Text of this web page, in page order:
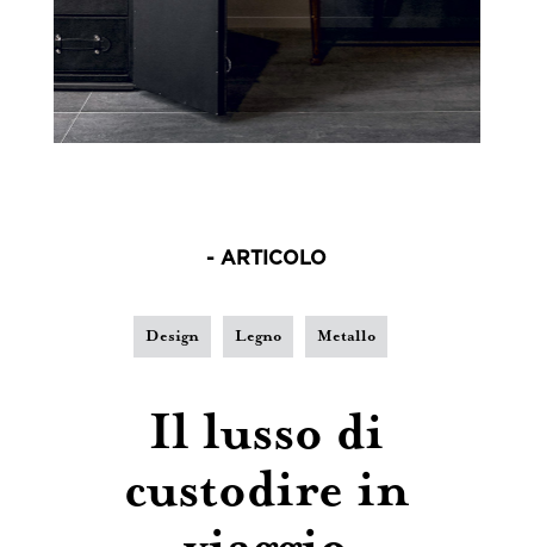
- ARTICOLO
Design Legno Metallo
Il lusso di
custodire in